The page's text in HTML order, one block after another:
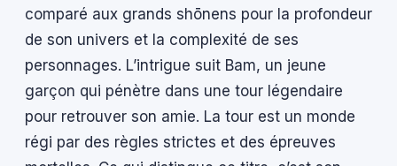
comparé aux grands shōnens pour la profondeur
de son univers et la complexité de ses
personnages. L’intrigue suit Bam, un jeune
garçon qui pénètre dans une tour légendaire
pour retrouver son amie. La tour est un monde
régi par des règles strictes et des épreuves